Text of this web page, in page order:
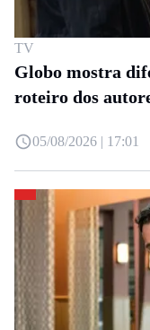
TV
Globo mostra
roteiro dos
05/08/2026 | 17:01